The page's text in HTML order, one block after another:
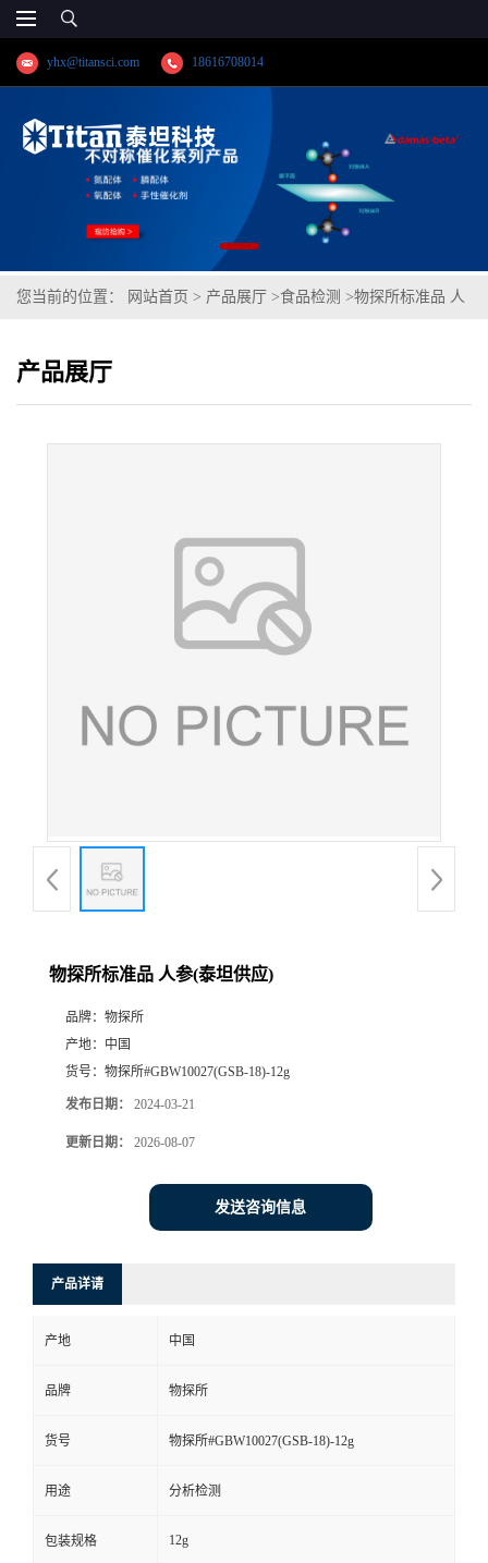
yhx@titansci.com 18616708014
您当前的位置： 网站首页 > 产品展厅 >食品检测 >物探所标准品 人
产品展厅
物探所标准品 人参(泰坦供应)
品牌： 物探所
产地： 中国
货号： 物探所#GBW10027(GSB-18)-12g
发布日期： 2024-03-21
更新日期： 2026-08-07
发送咨询信息
产品详请
产地 中国
品牌 物探所
货号 物探所#GBW10027(GSB-18)-12g
用途 分析检测
包装规格 12g